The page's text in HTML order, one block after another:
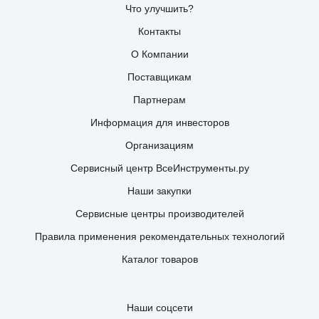
Что улучшить?
Контакты
О Компании
Поставщикам
Партнерам
Информация для инвесторов
Организациям
Сервисный центр ВсеИнструменты.ру
Наши закупки
Сервисные центры производителей
Правила применения рекомендательных технологий
Каталог товаров
Наши соцсети